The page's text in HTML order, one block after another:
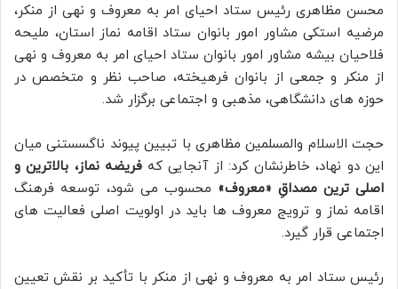
محسن مظاهری رئیس ستاد احیای امر به معروف و نهی از منکر،
مرضیه استکی مشاور امور بانوان ستاد اقامه نماز استان، ملیحه
فلاحیان بیشه مشاور امور بانوان ستاد احیای امر به معروف و نهی
از منکر و جمعی از بانوان فرهیخته، صاحب نظر و متخصص در
حوزه های دانشگاهی، مذهبی و اجتماعی برگزار شد.
حجت الاسلام والمسلمین مظاهری با تبیین پیوند ناگسستنی میان
این دو نهاد، خاطرنشان کرد: از آنجایی کهفریضه نماز، بالاترین و
اصلی ترین مصداقِ «معروف» محسوب می شود، توسعه فرهنگ
اقامه نماز و ترویج معروف ها باید در اولویت اصلی فعالیت های
اجتماعی قرار گیرد.
رئیس ستاد امر به معروف و نهی از منکر با تأکید بر نقش تعیین